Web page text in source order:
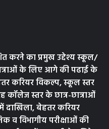
करने का प्रमुख उद्देश्य स्कूल/
के लिए आगे की पढाई के
करियर विकल्प, स्कूल स्तर
कॉलेज स्तर के छात्र-छात्राओं
दाखिला, बेहतर करियर
व विभागीय परीक्षाओं की